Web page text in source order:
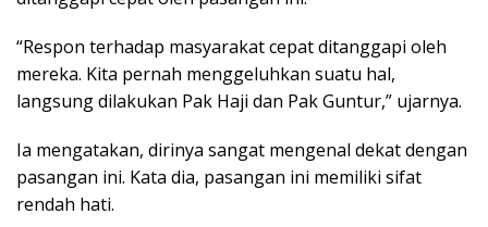
“Respon terhadap masyarakat cepat ditanggapi oleh
mereka. Kita pernah menggeluhkan suatu hal,
langsung dilakukan Pak Haji dan Pak Guntur,” ujarnya.
Ia mengatakan, dirinya sangat mengenal dekat dengan
pasangan ini. Kata dia, pasangan ini memiliki sifat
rendah hati.